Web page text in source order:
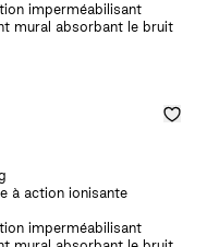
imperméabilisant
mural absorbant le bruit
à action ionisante
imperméabilisant